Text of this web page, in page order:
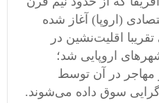
(اروپا) آغاز شده
اقلیت‌نشین در
اروپایی شد؛
مهاجر در آن توسط
سوق داده می‌شوند.